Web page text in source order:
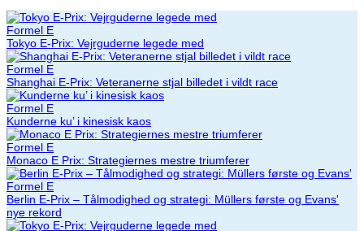
Formel E
Tokyo E-Prix: Vejrguderne legede med
Formel E
Shanghai E-Prix: Veteranerne stjal billedet i vildt race
Formel E
Kunderne ku’ i kinesisk kaos
Formel E
Monaco E Prix: Strategiernes mestre triumferer
Formel E
Berlin E-Prix – Tålmodighed og strategi: Müllers første og Evans'
nye rekord